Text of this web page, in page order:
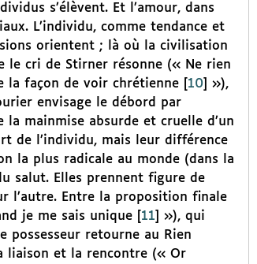
s’élèvent. Et l’amour, dans
L’individu, comme tendance et
orientent ; là où la civilisation
le cri de Stirner résonne (« Ne rien
la façon de voir chrétienne[ 10
»),
envisage le débord par
la mainmise absurde et cruelle d’un
de l’individu, mais leur différence
la plus radicale au monde (dans la
salut. Elles prennent figure de
l’autre. Entre la proposition finale
je me sais unique[ 11
»), qui
possesseur retourne au Rien
liaison et la rencontre (« Or